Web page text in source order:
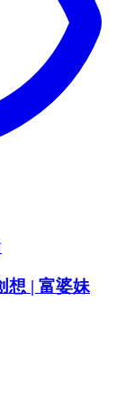
想 | 富婆妹